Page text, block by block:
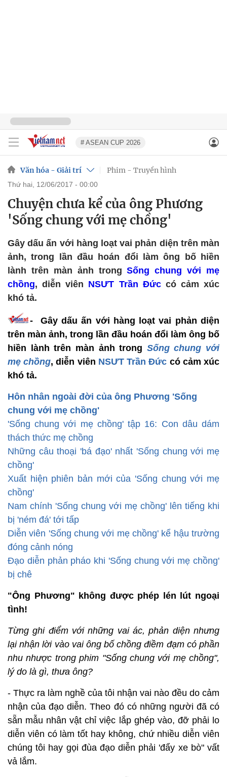
# ASEAN CUP 2026
Văn hóa - Giải trí Phim - Truyền hình
thứ hai, 12/06/2017 - 00:00
Chuyện chưa kể của ông Phương
'Sống chung với mẹ chồng'
Gây dấu ấn với hàng loạt vai phản diện trên màn
ảnh, trong lần đầu hoán đổi làm ông bố hiền
lành trên màn ảnh trongSống chung với mẹ
chồng, diễn viên NSƯT Trần Đứccó cảm xúc
khó tả.
- Gây dấu ấn với hàng loạt vai phản diện
trên màn ảnh, trong lần đầu hoán đổi làm ông bố
hiền lành trên màn ảnh trong Sống chung với
mẹ chồng, diễn viên NSƯT Trần Đức có cảm xúc
khó tả.
Hôn nhân ngoài đời của ông Phương 'Sống
chung với mẹ chồng'
'Sống chung với mẹ chồng' tập 16: Con dâu dám
thách thức mẹ chồng
​​Những câu thoại 'bá đạo' nhất 'Sống chung với mẹ
chồng'
Xuất hiện phiên bản mới của 'Sống chung với mẹ
chồng'
Nam chính 'Sống chung với mẹ chồng' lên tiếng khi
bị 'ném đá' tới tấp
Diễn viên 'Sống chung với mẹ chồng' kể hậu trường
đóng cảnh nóng
Đạo diễn phản pháo khi 'Sống chung với mẹ chồng'
bị chê
"Ông Phương" không được phép lén lút ngoại
tình!
Từng ghi điểm với những vai ác, phản diện nhưng
lại nhận lời vào vai ông bố chồng điềm đạm có phần
nhu nhược trong phim "Sống chung với mẹ chồng",
lý do là gì, thưa ông?
- Thực ra làm nghề của tôi nhận vai nào đều do cảm
nhận của đạo diễn. Theo đó có những người đã có
sẵn mẫu nhân vật chỉ việc lắp ghép vào, đỡ phải lo
diễn viên có làm tốt hay không, chứ nhiều diễn viên
chúng tôi hay gọi đùa đạo diễn phải 'đẩy xe bò" vất
vả lắm.